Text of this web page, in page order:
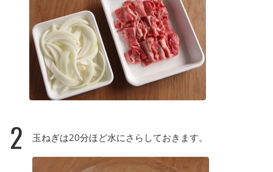
2 玉ねぎは20分ほど水にさらしておきます。